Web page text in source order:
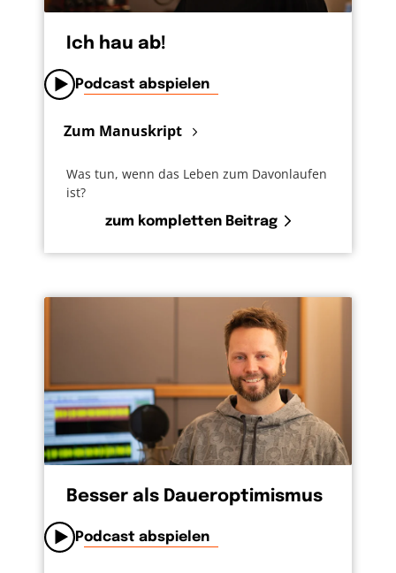
Ich hau ab!
Podcast abspielen
Zum Manuskript
Was tun, wenn das Leben zum Davonlaufen
ist?
zum kompletten Beitrag
Besser als Daueroptimismus
Podcast abspielen